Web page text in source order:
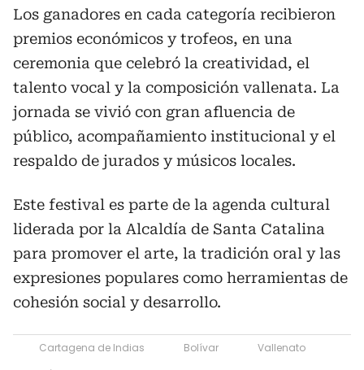
Los ganadores en cada categoría recibieron
premios económicos y trofeos, en una
ceremonia que celebró la creatividad, el
talento vocal y la composición vallenata. La
jornada se vivió con gran afluencia de
público, acompañamiento institucional y el
respaldo de jurados y músicos locales.
Este festival es parte de la agenda cultural
liderada por la Alcaldía de Santa Catalina
para promover el arte, la tradición oral y las
expresiones populares como herramientas de
cohesión social y desarrollo.
Cartagena de Indias Bolívar
Vallenato